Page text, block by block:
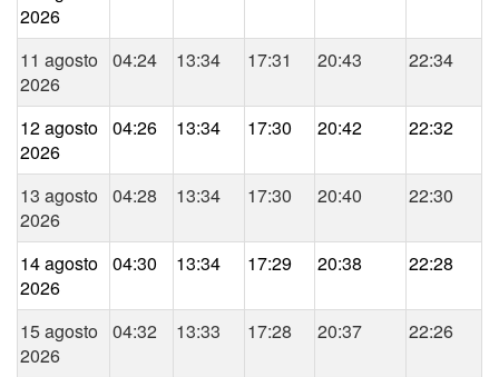
2026
11 agosto
2026
04:24 13:34 17:31 20:43 22:34
12 agosto
2026
04:26 13:34 17:30 20:42 22:32
13 agosto
2026
04:28 13:34 17:30 20:40 22:30
14 agosto
2026
04:30 13:34 17:29 20:38 22:28
15 agosto
2026
04:32 13:33 17:28 20:37 22:26